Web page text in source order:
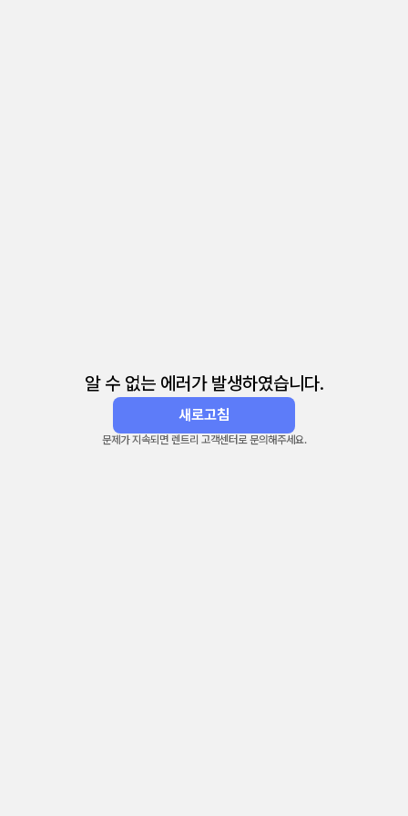
알 수 없는 에러가 발생하였습니다.
새로고침
문제가 지속되면 렌트리 고객센터로 문의해주세요.